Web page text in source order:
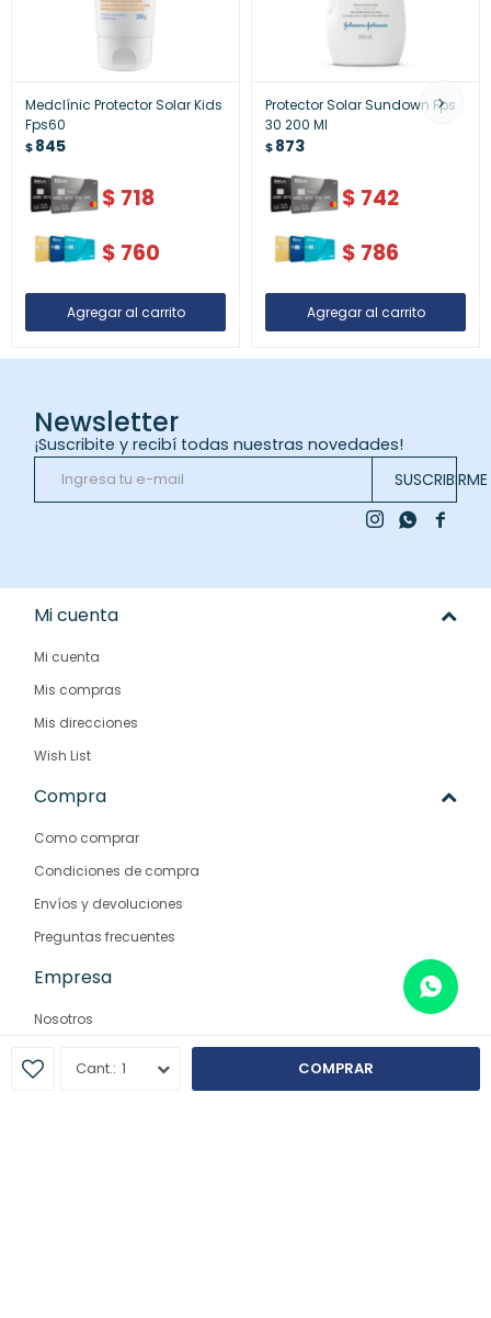
1 COMPRAR
Medclínic Protector Solar Kids
Fps60
$845
$ 718
$ 760
Protector Solar Sundown Fps
30 200 Ml
$873
$ 742
$ 786
Newsletter
¡Suscribite y recibí todas nuestras novedades!
SUSCRIBIRME

 
Mi cuenta
Mi cuenta
Mis compras
Mis direcciones
Wish List
Compra
Como comprar
Condiciones de compra
Envíos y devoluciones
Preguntas frecuentes
Empresa
Nosotros